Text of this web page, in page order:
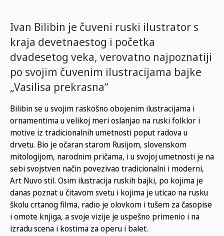
Ivan Bilibin je čuveni ruski ilustrator s
kraja devetnaestog i početka
dvadesetog veka, verovatno najpoznatiji
po svojim čuvenim ilustracijama bajke
„Vasilisa prekrasna“
Bilibin se u svojim raskošno obojenim ilustracijama i
ornamentima u velikoj meri oslanjao na ruski folklor i
motive iz tradicionalnih umetnosti poput radova u
drvetu. Bio je očaran starom Rusijom, slovenskom
mitologijom, narodnim pričama, i u svojoj umetnosti je na
sebi svojstven način povezivao tradicionalni i moderni,
Art Nuvo stil. Osim ilustracija ruskih bajki, po kojima je
danas poznat u čitavom svetu i kojima je uticao na rusku
školu crtanog filma, radio je olovkom i tušem za časopise
i omote knjiga, a svoje vizije je uspešno primenio i na
izradu scena i kostima za operu i balet.